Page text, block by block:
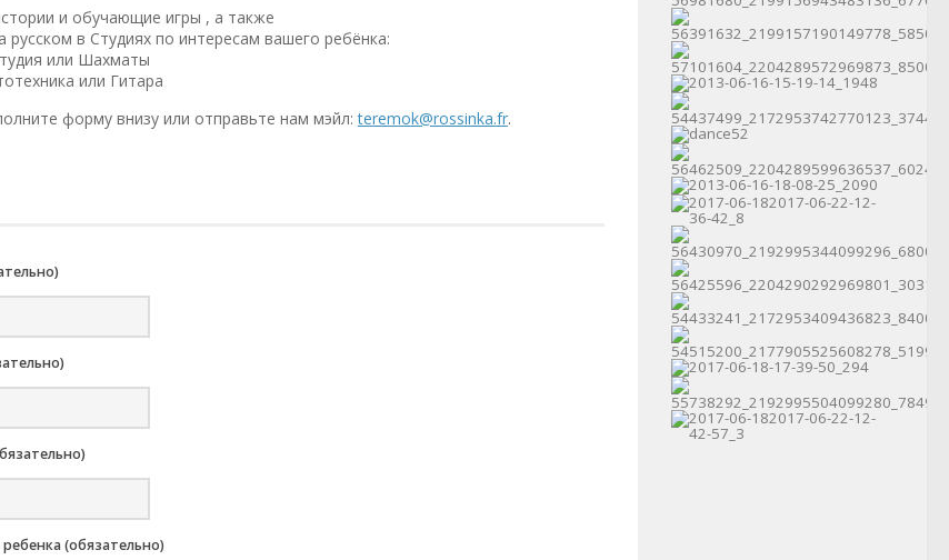
и обучающие игры , а также
русском в Студиях по интересам вашего ребёнка:
или Шахматы
или Гитара
форму внизу или отправьте нам мэйл:teremok@rossinka.fr.
(обязательно)